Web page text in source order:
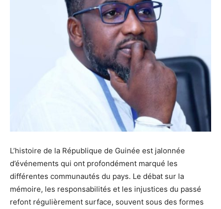
L’histoire de la République de Guinée est jalonnée
d’événements qui ont profondément marqué les
différentes communautés du pays. Le débat sur la
mémoire, les responsabilités et les injustices du passé
refont régulièrement surface, souvent sous des formes